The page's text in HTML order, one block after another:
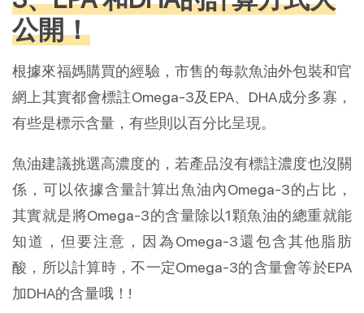
公開！
根據來福媽購買的經驗，市售的每款魚油外包裝和官
網上其實都會標註Omega-3及EPA、DHA成分多寡，
有些是標示含量，有些則以百分比呈現。
魚油建議挑選高濃度的，若產品沒有標註濃度也沒關
係，可以依據含量計算出魚油內Omega-3的占比，
其實就是將Omega-3的含量除以1顆魚油的總重就能
知道，但要注意，因為Omega-3還包含其他脂肪
酸，所以計算時，不一定Omega-3的含量會等於EPA
加DHA的含量哦！!